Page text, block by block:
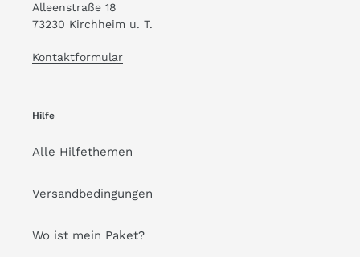
Alleenstraße 18
73230 Kirchheim u. T.
Kontaktformular
Hilfe
Alle Hilfethemen
Versandbedingungen
Wo ist mein Paket?